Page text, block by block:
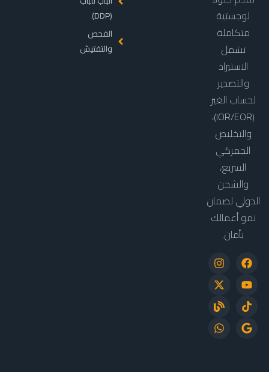
لوجستية
متكاملة
تشمل
الاستيراد
والتصدير
لحساب الغير
(IOR/EOR)،
والتخليص
الجمركي
السريع،
والشحن
الدولي لضمان
نمو أعمالك
بأمان.
(DDP)
الفحص
والتفتيش